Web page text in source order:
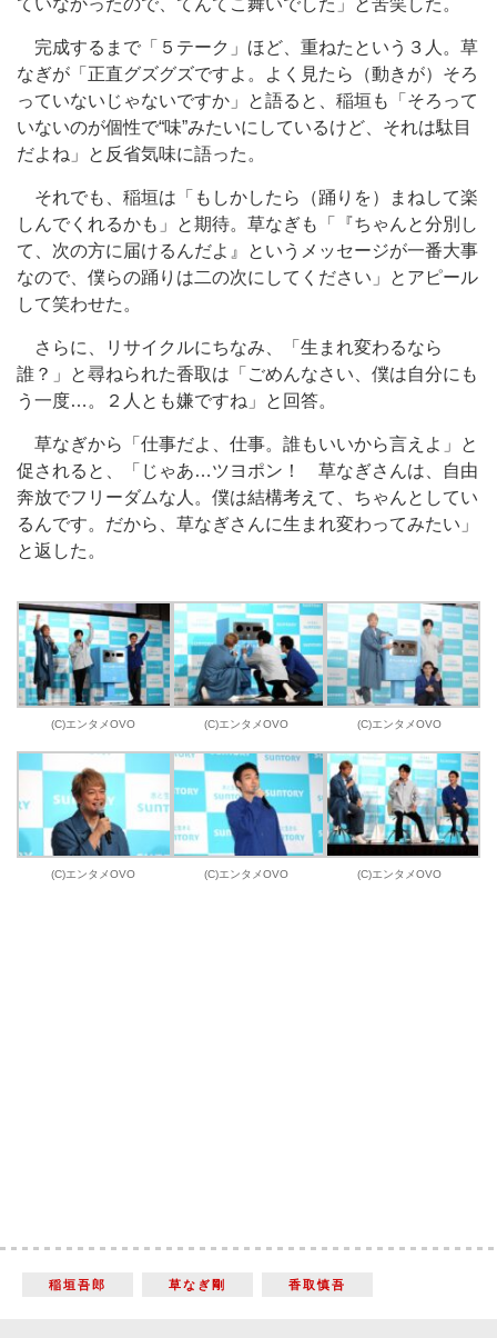
ていなかったので、てんてこ舞いでした」と苦笑した。
完成するまで「５テーク」ほど、重ねたという３人。草
なぎが「正直グズグズですよ。よく見たら（動きが）そろ
っていないじゃないですか」と語ると、稲垣も「そろって
いないのが個性で“味”みたいにしているけど、それは駄目
だよね」と反省気味に語った。
それでも、稲垣は「もしかしたら（踊りを）まねして楽
しんでくれるかも」と期待。草なぎも「『ちゃんと分別し
て、次の方に届けるんだよ』というメッセージが一番大事
なので、僕らの踊りは二の次にしてください」とアピール
して笑わせた。
さらに、リサイクルにちなみ、「生まれ変わるなら
誰？」と尋ねられた香取は「ごめんなさい、僕は自分にも
う一度…。２人とも嫌ですね」と回答。
草なぎから「仕事だよ、仕事。誰もいいから言えよ」と
促されると、「じゃあ…ツヨポン！ 草なぎさんは、自由
奔放でフリーダムな人。僕は結構考えて、ちゃんとしてい
るんです。だから、草なぎさんに生まれ変わってみたい」
と返した。
(C)エンタメOVO (C)エンタメOVO (C)エンタメOVO
(C)エンタメOVO (C)エンタメOVO (C)エンタメOVO
稲垣吾郎 草なぎ剛 香取慎吾